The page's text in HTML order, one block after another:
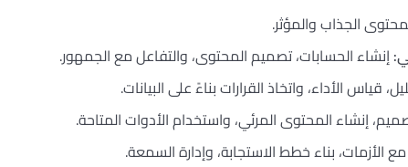
الجذاب والمؤثر.
إنشاء الحسابات، تصميم المحتوى، والتفاعل مع الجمهور.
قياس الأداء، واتخاذ القرارات بناءً على البيانات.
إنشاء المحتوى المرئي، واستخدام الأدوات المتاحة.
الأزمات، بناء خطط الاستجابة، وإدارة السمعة.